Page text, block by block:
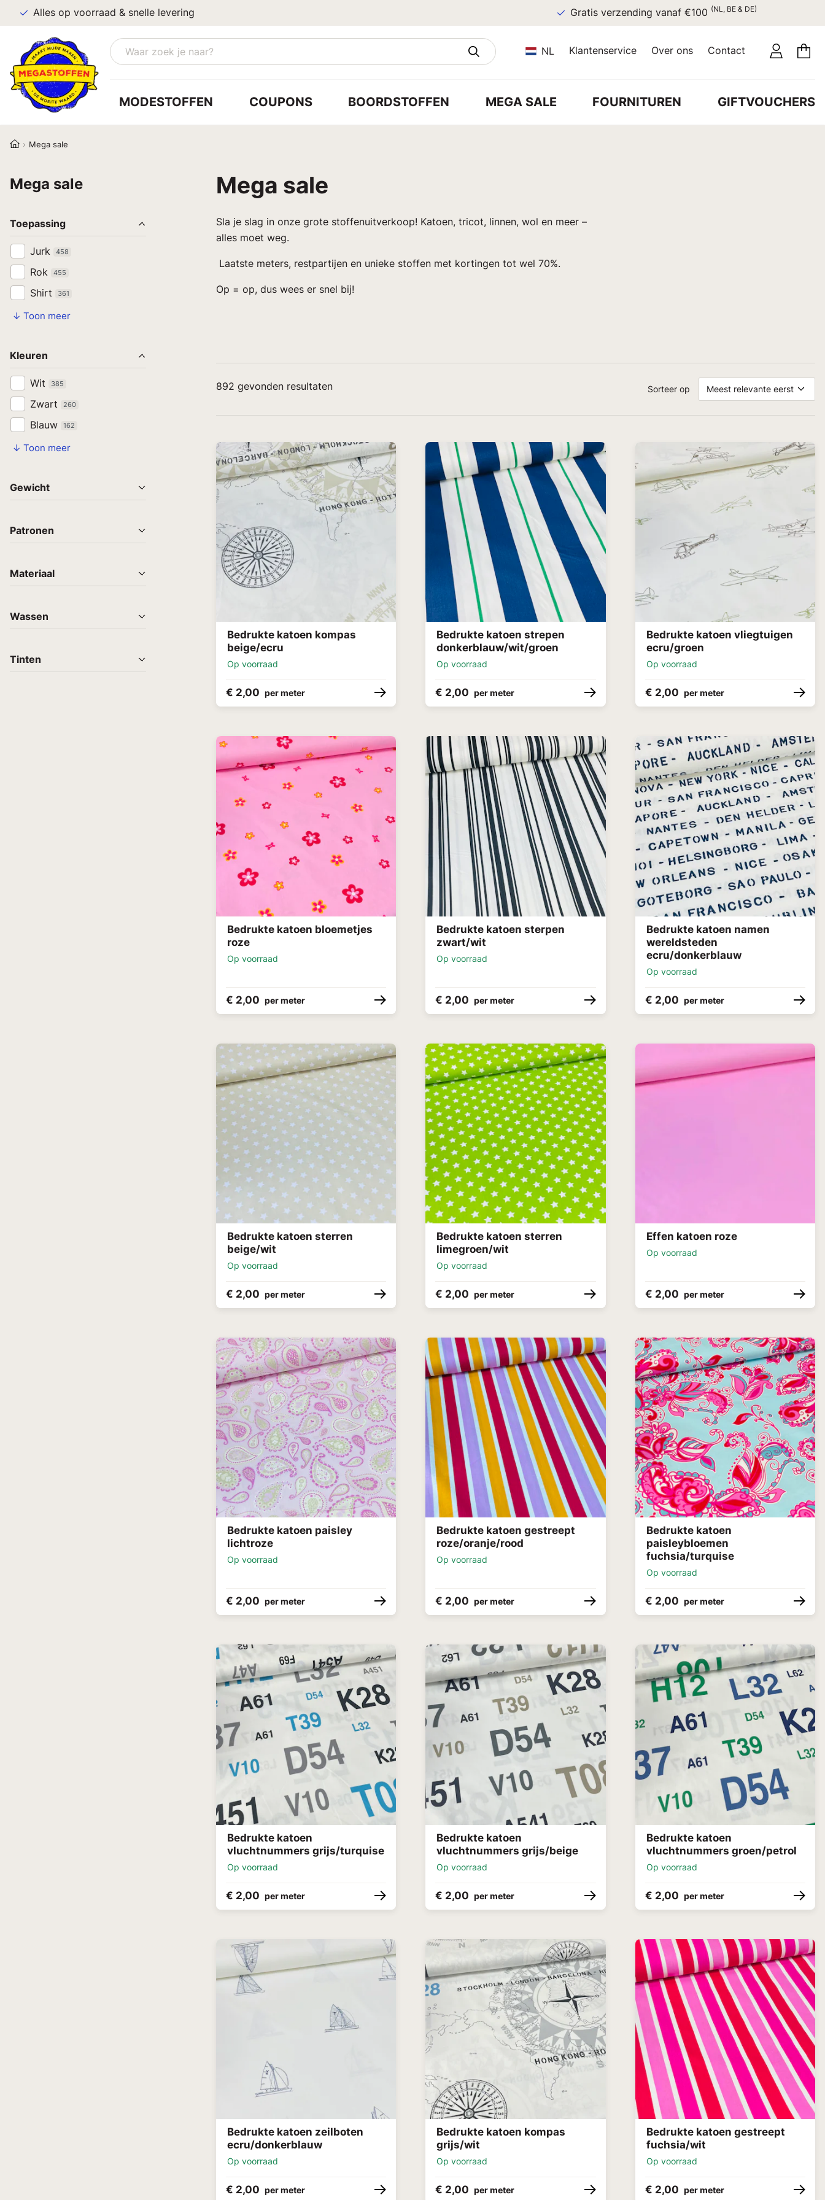
Alles op voorraad & snelle levering Gratis verzending vanaf €100 (NL, BE & DE)
NL Klantenservice Over ons Contact
MODESTOFFEN COUPONS BOORDSTOFFEN MEGA SALE FOURNITUREN GIFTVOUCHERS
Mega sale
Mega sale
Toepassing
Jurk 458
Rok 455
Shirt 361
↓ Toon meer
Kleuren
Wit 385
Zwart 260
Blauw 162
↓ Toon meer
Gewicht
Patronen
Materiaal
Wassen
Tinten
Mega sale
Sla je slag in onze grote stoffenuitverkoop! Katoen, tricot, linnen, wol en meer –
alles moet weg.
Laatste meters, restpartijen en unieke stoffen met kortingen tot wel 70%.
Op = op, dus wees er snel bij!
Sorteer op Meest relevante eerst
892 gevonden resultaten
Bedrukte katoen kompas
beige/ecru
Op voorraad
€ 2,00 per meter
Bedrukte katoen strepen
donkerblauw/wit/groen
Op voorraad
€ 2,00 per meter
Bedrukte katoen vliegtuigen
ecru/groen
Op voorraad
€ 2,00 per meter
Bedrukte katoen bloemetjes
roze
Op voorraad
€ 2,00 per meter
Bedrukte katoen sterpen
zwart/wit
Op voorraad
€ 2,00 per meter
Bedrukte katoen namen
wereldsteden
ecru/donkerblauw
Op voorraad
€ 2,00 per meter
Bedrukte katoen sterren
beige/wit
Op voorraad
€ 2,00 per meter
Bedrukte katoen sterren
limegroen/wit
Op voorraad
€ 2,00 per meter
Effen katoen roze
Op voorraad
€ 2,00 per meter
Bedrukte katoen paisley
lichtroze
Op voorraad
€ 2,00 per meter
Bedrukte katoen gestreept
roze/oranje/rood
Op voorraad
€ 2,00 per meter
Bedrukte katoen
paisleybloemen
fuchsia/turquise
Op voorraad
€ 2,00 per meter
Bedrukte katoen
vluchtnummers grijs/turquise
Op voorraad
€ 2,00 per meter
Bedrukte katoen
vluchtnummers grijs/beige
Op voorraad
€ 2,00 per meter
Bedrukte katoen
vluchtnummers groen/petrol
Op voorraad
€ 2,00 per meter
Bedrukte katoen zeilboten
ecru/donkerblauw
Op voorraad
€ 2,00 per meter
Bedrukte katoen kompas
grijs/wit
Op voorraad
€ 2,00 per meter
Bedrukte katoen gestreept
fuchsia/wit
Op voorraad
€ 2,00 per meter